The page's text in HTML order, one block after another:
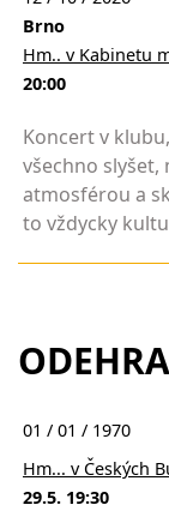
Brno
Hm.. v Kabinetu
20:00
Koncert v
všechno slyšet,
atmosférou a
to vždycky
01 / 01 / 1970
Hm... v Českých
29.5. 19:30